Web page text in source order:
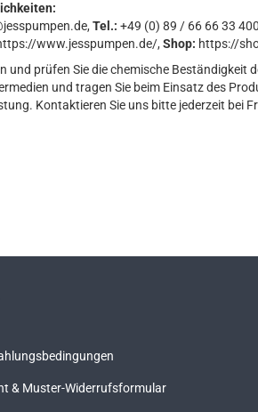
Tel.: +49 (0) 89 / 66 66 33 400
www.jesspumpen.de/, Shop: https://
und prüfen Sie die chemische Beständigkeit
und tragen Sie beim Einsatz des
Kontaktieren Sie uns bitte jederzeit bei
& Muster-Widerrufsformular